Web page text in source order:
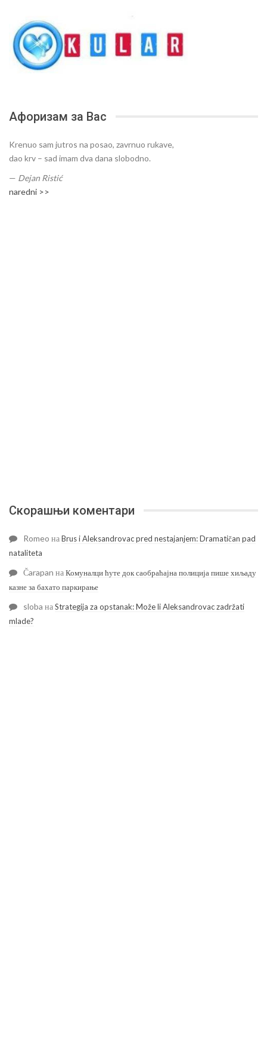
Афоризам за Вас
Krenuo sam jutros na posao, zavrnuo rukave,
dao krv – sad imam dva dana slobodno.
— Dejan Ristić
naredni >>
Скорашњи коментари
Romeo наBrus i Aleksandrovac pred nestajanjem: Dramatičan pad
nataliteta
Čarapan наКомуналци ћуте док саобраћајна полиција пише хиљаду
казне за бахато паркирање
sloba наStrategija za opstanak: Može li Aleksandrovac zadržati
mlade?